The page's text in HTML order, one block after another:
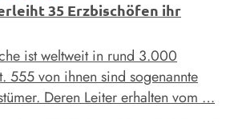
35 Erzbischöfen ihr
ist weltweit in rund 3.000
555 von ihnen sind sogenannte
Deren Leiter erhalten vom …